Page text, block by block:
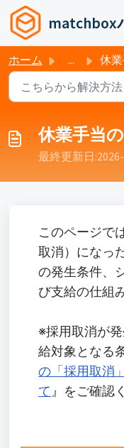
メインコンテンツに
ホーム ... 休
休業手当
最終更新日:2026-
このページで
取消）になっ
の発生条件、
び支給の仕組
※採用取消が
給対象となる
の「採用取消
て 』をご確認